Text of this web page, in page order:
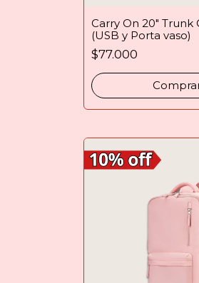
Carry On 20" Trunk
(USB y Porta vaso)
$77.000